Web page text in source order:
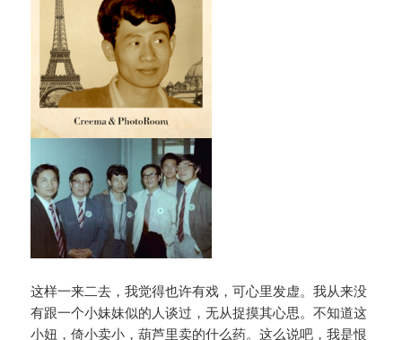
这样一来二去，我觉得也许有戏，可心里发虚。我从来没
有跟一个小妹妹似的人谈过，无从捉摸其心思。不知道这
小妞，倚小卖小，葫芦里卖的什么药。这么说吧，我是恨